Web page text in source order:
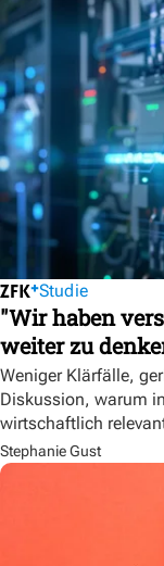
Studie
"Wir haben
weiter zu
Weniger Klärfälle,
Diskussion, warum
wirtschaftlich
Stephanie Gust